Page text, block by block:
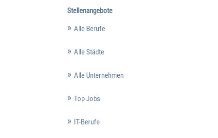
Stellenangebote
Alle Berufe
Alle Städte
Alle Unternehmen
Top Jobs
IT-Berufe